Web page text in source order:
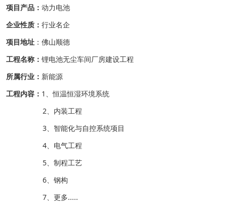
项目产品： 动力电池
企业性质： 行业名企
项目地址 ：佛山顺德
工程名称： 锂电池无尘车间厂房建设工程
所属行业： 新能源
工程内容： 1、恒温恒湿环境系统
2、内装工程
3、智能化与自控系统项目
4、电气工程
5、制程工艺
6、钢构
7、更多.....